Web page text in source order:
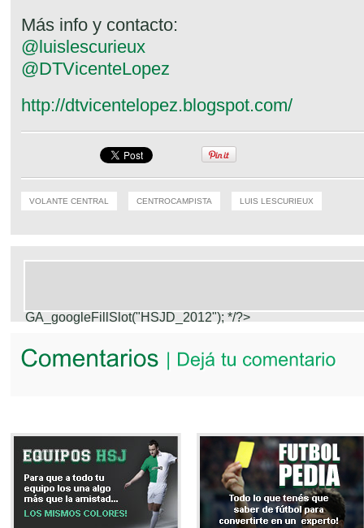
Más info y contacto:
@luislescurieux
@DTVicenteLopez
http://dtvicentelopez.blogspot.com/
VOLANTE CENTRAL CENTROCAMPISTA LUIS LESCURIEUX
GA_googleFillSlot("HSJD_2012"); */?>